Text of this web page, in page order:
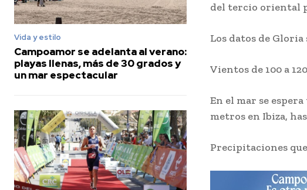
Vida y estilo
Campoamor se adelanta al verano:
playas llenas, más de 30 grados y
un mar espectacular
del tercio oriental
Los datos de Gloria
Vientos de 100 a
En el mar se
metros en Ibiza,
Precipitaciones